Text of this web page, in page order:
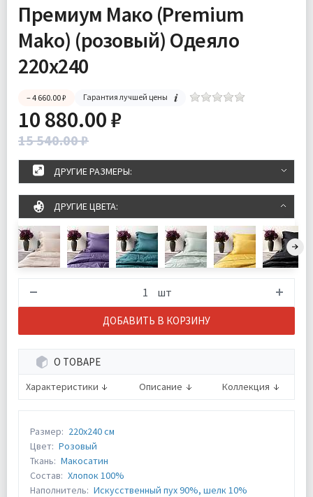
Премиум Мако (Premium
Mako) (розовый) Одеяло
220х240
– 4 660.00 ₽ Гарантия лучшей цены
10 880.00 ₽
15 540.00 ₽
ДРУГИЕ РАЗМЕРЫ:
ДРУГИЕ ЦВЕТА:
шт
ДОБАВИТЬ В КОРЗИНУ
О ТОВАРЕ
Характеристики Описание Коллекция
Размер: 220х240 см
Цвет: Розовый
Ткань: Макосатин
Состав: Хлопок 100%
Наполнитель: Искусственный пух 90%, шелк 10%